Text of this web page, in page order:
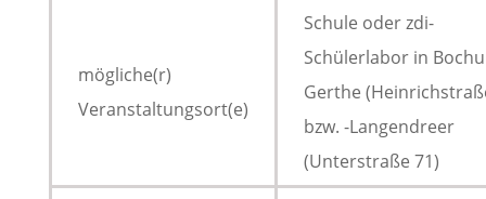
mögliche(r)
Veranstaltungsort(e)
Schule oder zdi-
Schülerlabor in
Gerthe
bzw. -Langendreer
(Unterstraße 71)